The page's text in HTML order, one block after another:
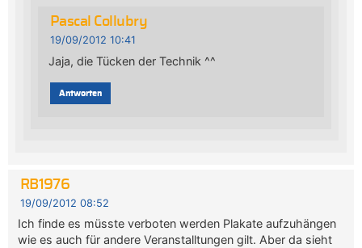
Pascal Collubry
19/09/2012 10:41
Jaja, die Tücken der Technik ^^
Antworten
RB1976
19/09/2012 08:52
Ich finde es müsste verboten werden Plakate aufzuhängen
wie es auch für andere Veranstalltungen gilt. Aber da sieht